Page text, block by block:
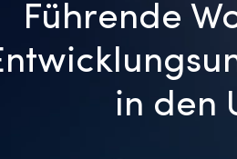
Führende
in den